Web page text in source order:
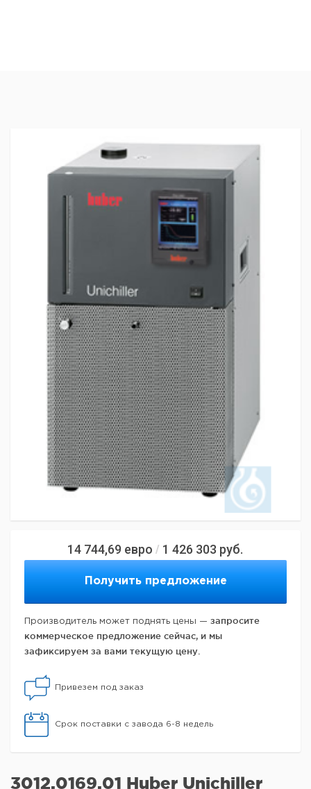
14 744,69 евро / 1 426 303 руб.
Получить предложение
Производитель может поднять цены — запросите
коммерческое предложение сейчас, и мы
зафиксируем за вами текущую цену.
Привезем под заказ
Срок поставки с завода 6-8 недель
3012.0169.01 Huber Unichiller